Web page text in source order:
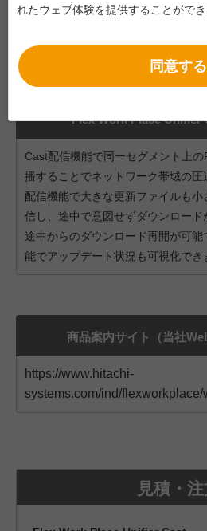
1デバイス/1年間
Flex Work Place Unifier
Cast配信機能で同一セグメント上
播することでネットワーク帯域の圧
配信機能で大きな更新ファイルも
信し、途中で意図せずダウンロード
途中からのダウンロード再開が可
能でアップデート状況も可視化でき
商品案内サイト（当社
https://www.hitachi-
systems.com/ind/flexworkplace/
見積・
れたウェブ体験を提供することができ
同意する